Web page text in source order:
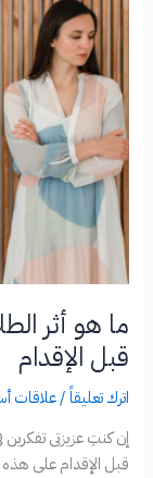
السنة
في
2026
ما هو أثر
قبل الإقدام
اترك تعليقاً/علاقات
إن كنتِ عزيزتى
قبل الإقدام على